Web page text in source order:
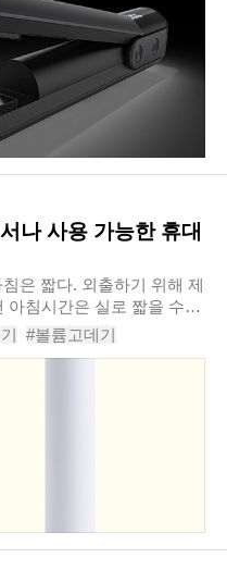
나 사용 가능한 휴대
은 짧다. 외출하기 위해 제
아침시간은 실로 짧을 수밖
도 더한데, 제때 준비를
간..
#볼륨고데기
고데기